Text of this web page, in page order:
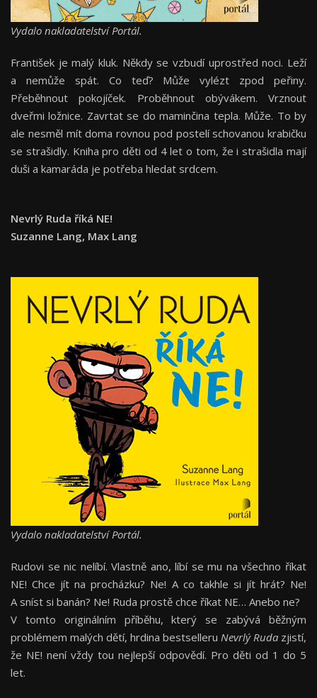
Vydalo nakladatelství Portál.
František je malý kluk. Někdy se vzbudí uprostřed noci. Leží
a nemůže spát. Co teď? Může vylézt zpod peřiny.
Přeběhnout pokojíček. Proběhnout obývákem. Vrznout
dveřmi ložnice. Zavrtat se do maminčina tepla. Může. To by
ale nesměl mít doma rovnou pod postelí schovanou krabičku
se strašidly. Kniha pro děti od 4 let o tom, že i strašidla mají
duši a kamaráda je potřeba hledat srdcem.
Nevrlý Ruda říká NE!
Suzanne Lang, Max Lang
Vydalo nakladatelství Portál.
Rudovi se nic nelíbí. Vlastně ano, líbí se mu na všechno říkat
NE! Chce jít na procházku? Ne! A co takhle si jít hrát? Ne!
A sníst si banán? Ne! Ruda prostě chce říkat NE… Anebo ne?
V tomto originálním příběhu, který se zabývá běžným
problémem malých dětí, hrdina bestselleru Nevrlý Ruda zjistí,
že NE! není vždy tou nejlepší odpovědí. Pro děti od 1 do 5
let.